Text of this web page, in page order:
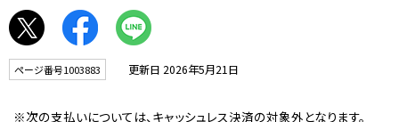
ページ番号1003883 更新日 2026年5月21日
※次の支払いについては、キャッシュレス決済の対象外となります。